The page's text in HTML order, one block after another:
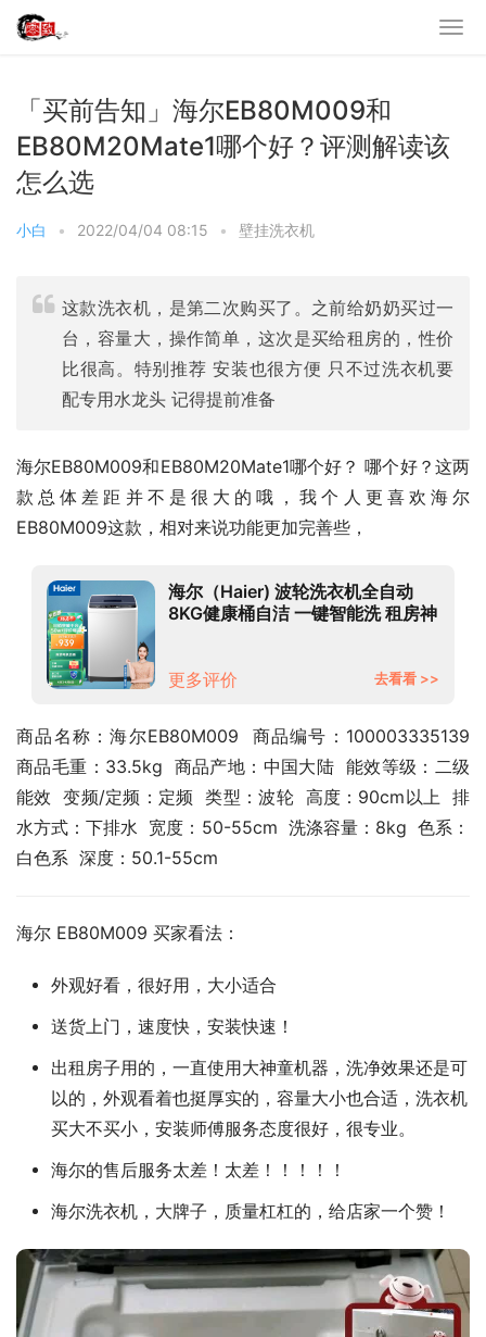
「买前告知」海尔EB80M009和
EB80M20Mate1哪个好？评测解读该
怎么选
小白 • 2022/04/04 08:15 • 壁挂洗衣机
这款洗衣机，是第二次购买了。之前给奶奶买过一
台，容量大，操作简单，这次是买给租房的，性价
比很高。特别推荐 安装也很方便 只不过洗衣机要
配专用水龙头 记得提前准备
海尔EB80M009和EB80M20Mate1哪个好？ 哪个好？这两
款总体差距并不是很大的哦，我个人更喜欢海尔
EB80M009这款，相对来说功能更加完善些，
海尔（Haier) 波轮洗衣机全自动
8KG健康桶自洁 一键智能洗 租房神
更多评价 去看看 >>
商品名称：海尔EB80M009  商品编号：100003335139
商品毛重：33.5kg  商品产地：中国大陆  能效等级：二级
能效  变频/定频：定频  类型：波轮  高度：90cm以上  排
水方式：下排水  宽度：50-55cm  洗涤容量：8kg  色系：
白色系  深度：50.1-55cm
海尔 EB80M009 买家看法：
外观好看，很好用，大小适合
送货上门，速度快，安装快速！
出租房子用的，一直使用大神童机器，洗净效果还是可
以的，外观看着也挺厚实的，容量大小也合适，洗衣机
买大不买小，安装师傅服务态度很好，很专业。
海尔的售后服务太差！太差！！！！！
海尔洗衣机，大牌子，质量杠杠的，给店家一个赞！